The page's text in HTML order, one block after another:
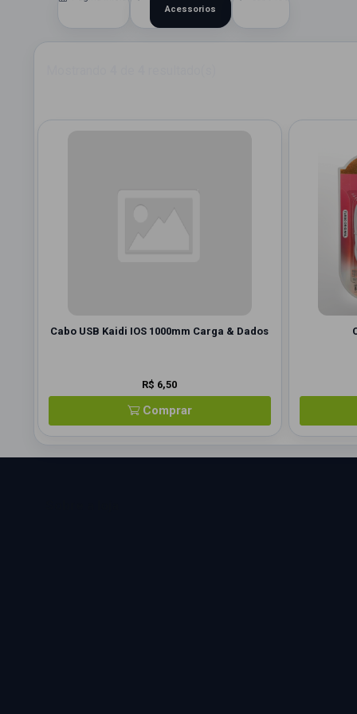
Acessorios
Cabo USB Kaidi IOS 1000mm Carga & Dados
R$ 6,50
Comprar